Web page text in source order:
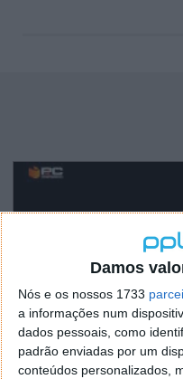
Damos
Nós e os nossos 1733
a informações num
dados pessoais, como
padrão enviadas por um
conteúdos personalizados,